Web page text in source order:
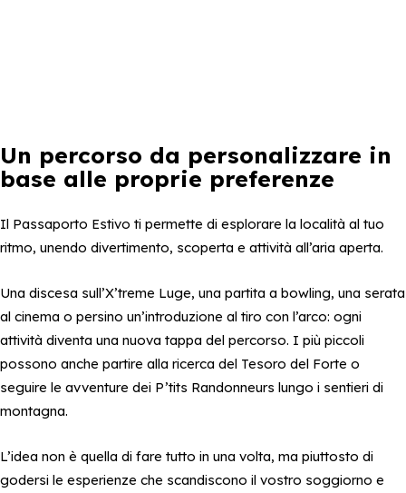
Un percorso da personalizzare in
base alle proprie preferenze
Il Passaporto Estivo ti permette di esplorare la località al tuo
ritmo, unendo divertimento, scoperta e attività all’aria aperta.
Una discesa sull’X’treme Luge, una partita a bowling, una serata
al cinema o persino un’introduzione al tiro con l’arco: ogni
attività diventa una nuova tappa del percorso. I più piccoli
possono anche partire alla ricerca del Tesoro del Forte o
seguire le avventure dei P’tits Randonneurs lungo i sentieri di
montagna.
L’idea non è quella di fare tutto in una volta, ma piuttosto di
godersi le esperienze che scandiscono il vostro soggiorno e